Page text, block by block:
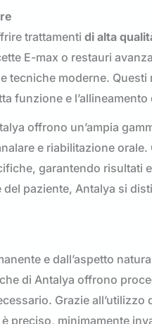
trattamenti di alta
E-max o restauri
tecniche moderne.
funzione e l’allineamento
offrono un’ampia
e riabilitazione
garantendo risultati
paziente, Antalya si
e dall’aspetto
di Antalya offrono
Grazie all’utilizzo
preciso, minimamente